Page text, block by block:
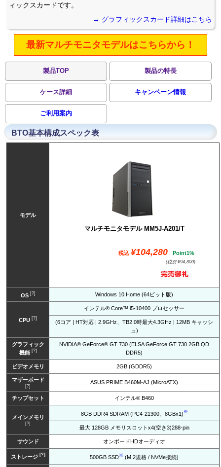
ィックスカードです。
→ グラフィックスカード詳細はこちら
最新マルチモニタモデルはこちらから！
製品TOP 製品の特長
ケース詳細 キャンペーン情報
ご利用案内
BTO基本構成スペック表
モデル
マルチモニタモデル MM5J-A201/T
税込 ¥104,280 Point1%
(税別 ¥94,800)
OS[?] Windows 10 Home (64ビット版)
CPU [?]
インテル® Core™ i5-10400 プロセッサー
(6コア | HT対応 | 2.9GHz、TB2.0時最大4.3GHz | 12MB キャッシ
ュ)
グラフィック
機能[?]
NVIDIA® GeForce® GT 730 (ELSA GeForce GT 730 2GB QD
DDR5)
ビデオメモリ 2GB (GDDR5)
マザーボード
[?]
ASUS PRIME B460M-AJ (MicroATX)
チップセット インテル® B460
メインメモリ
[?]
8GB DDR4 SDRAM (PC4-21300、8GBx1) ※
最大 128GB メモリスロットx4(空き3)288-pin
サウンド オンボードHDオーディオ
ストレージ [?] 500GB SSD※ (M.2規格 / NVMe接続)